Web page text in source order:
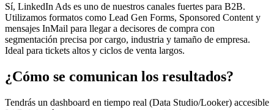
Sí, LinkedIn Ads es uno de nuestros canales fuertes para B2B.
Utilizamos formatos como Lead Gen Forms, Sponsored Content y
mensajes InMail para llegar a decisores de compra con
segmentación precisa por cargo, industria y tamaño de empresa.
Ideal para tickets altos y ciclos de venta largos.
¿Cómo se comunican los resultados?
Tendrás un dashboard en tiempo real (Data Studio/Looker) accesible